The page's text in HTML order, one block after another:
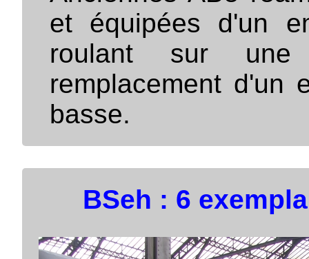
et équipées d'un
roulant sur une
remplacement d'un
basse.
BSeh : 6